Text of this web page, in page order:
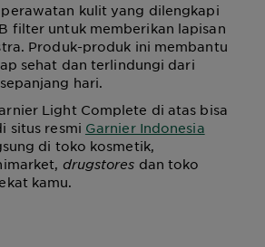
kulit yang dilengkapi
filter untuk memberikan lapisan
Produk-produk ini membantu
sehat dan terlindungi dari
hari.
Light Complete di atas bisa
situs resmi Garnier Indonesia
di toko kosmetik,
drugstores dan toko
kamu.